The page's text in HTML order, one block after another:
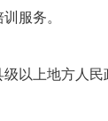
服务。
级以上地方人